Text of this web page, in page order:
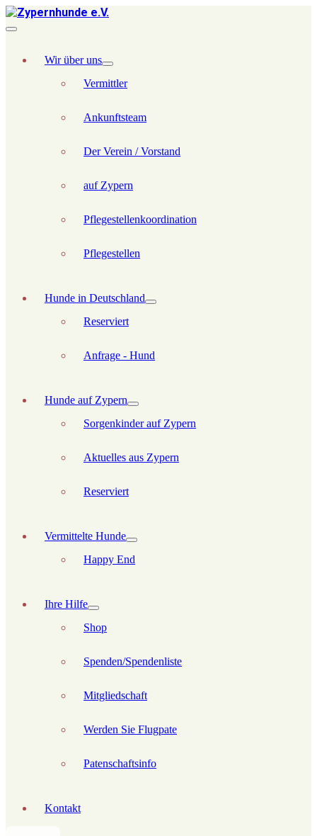
Wir über uns
Vermittler
Ankunftsteam
Der Verein / Vorstand
auf Zypern
Pflegestellenkoordination
Pflegestellen
Hunde in Deutschland
Reserviert
Anfrage - Hund
Hunde auf Zypern
Sorgenkinder auf Zypern
Aktuelles aus Zypern
Reserviert
Vermittelte Hunde
Happy End
Ihre Hilfe
Shop
Spenden/Spendenliste
Mitgliedschaft
Werden Sie Flugpate
Patenschaftsinfo
Kontakt